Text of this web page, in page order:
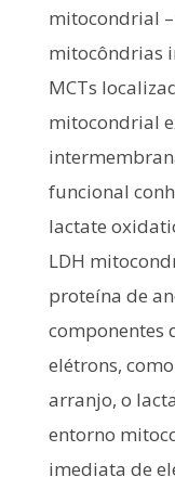
mitocondrial
mitocôndrias
MCTs
mitocondrial
funcional
lactate
LDH
proteína de
componentes
elétrons,
arranjo, o
entorno
imediata de